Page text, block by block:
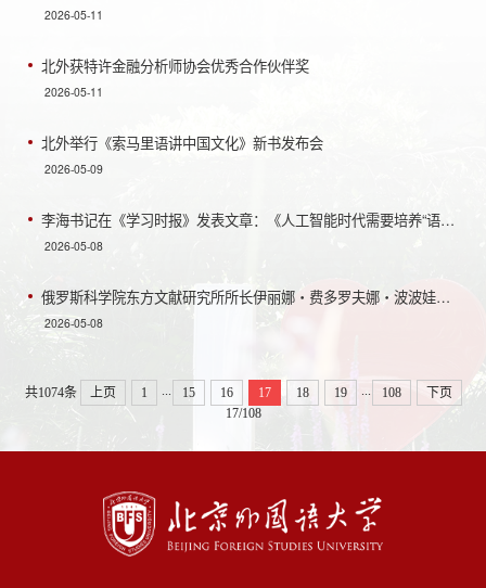
2026-05-11
北外获特许金融分析师协会优秀合作伙伴奖
2026-05-11
北外举行《索马里语讲中国文化》新书发布会
2026-05-09
李海书记在《学习时报》发表文章：《人工智能时代需要培养“语言+AI”复合型人才》
2026-05-08
俄罗斯科学院东方文献研究所所长伊丽娜・费多罗夫娜・波波娃访问北外
2026-05-08
共1074条 上页 1 ... 15 16 17 18 19 ... 108
下页
17/108